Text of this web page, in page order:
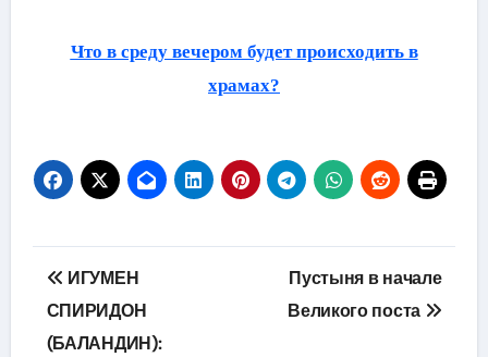
Что в среду вечером будет происходить в
храмах?
Навігація
записів
ИГУМЕН
СПИРИДОН
(БАЛАНДИН):
Пустыня в начале
Великого поста